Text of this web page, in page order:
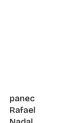
panec
Rafael